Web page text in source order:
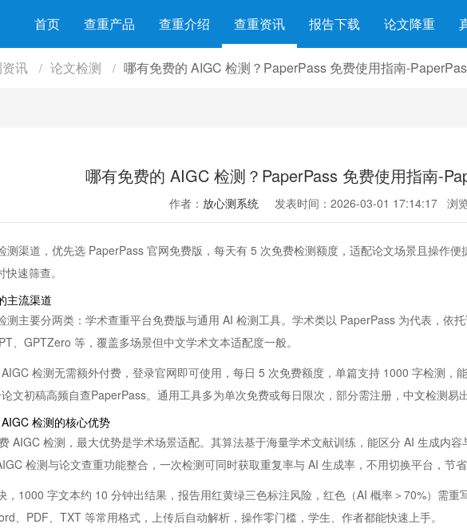
首页 查重产品 查重介绍 查重资讯 报告下载 论文降重
讯 / 论文检测 / 哪有免费的 AIGC 检测？PaperPass 免费使用指南-
哪有免费的 AIGC 检测？PaperPass 免费使用指南-
作者： 放心测系统 发表时间：2026-03-01 17:14:17 浏
测渠道，优先选 PaperPass 官网免费版，每天有 5 次免费检测额度，适配论文场景且操作
速筛查。
主流渠道
测主要分两类：学术查重平台免费版与通用 AI 检测工具。学术类以 PaperPass 为代表，依
、GPTZero 等，覆盖多场景但中文学术文本适配度一般。
检测无需额外付费，登录官网即可使用，每日 5 次免费额度，单篇支持 1000 字检测
文初稿高频自查PaperPass。通用工具多为单次免费或每日限次，部分需注册，中文检测易
检测的核心优势
AIGC 检测，最大优势是学术场景适配。其算法基于海量学术文献训练，能区分 AI 生成内
检测与论文查重功能整合，一次检测可同时获取重复率与 AI 生成率，不用切换平台，节省
，1000 字文本约 10 分钟出结果，报告用红黄绿三色标注风险，红色（AI 概率＞70%）需
、PDF、TXT 等常用格式，上传后自动解析，操作零门槛，学生、作者都能快速上手。